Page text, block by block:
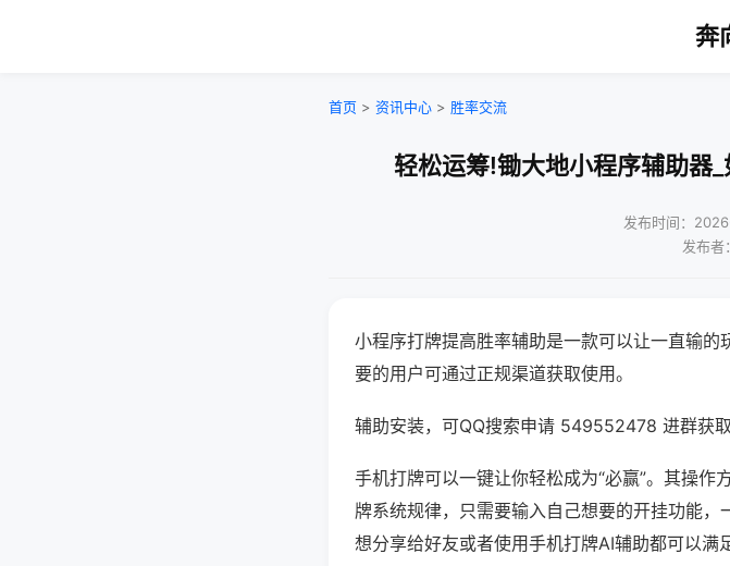
奔
首页 > 资讯中心 > 胜率交流
轻松运筹!锄大地小程序辅助器
发布时间：
发布者
小程序打牌提高胜率辅助是一款可以让一直输的
要的用户可通过正规渠道获取使用。
辅助安装，可QQ搜索申请 549552478 进群获
手机打牌可以一键让你轻松成为“必赢”。其操
牌系统规律，只需要输入自己想要的开挂功能
想分享给好友或者使用手机打牌AI辅助都可以满